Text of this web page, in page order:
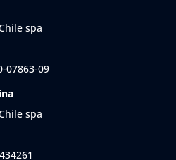
spa
07863-09
spa